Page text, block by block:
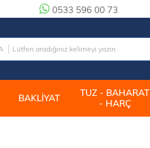
BAKLİYAT
TUZ - BAHARAT
- HARÇ
0533 596 00 73